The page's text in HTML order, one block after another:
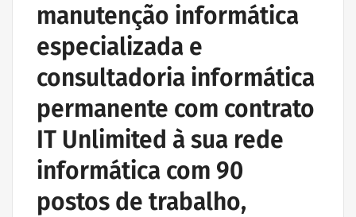
manutenção informática
especializada e
consultadoria informática
permanente com contrato
IT Unlimited à sua rede
informática com 90
postos de trabalho,